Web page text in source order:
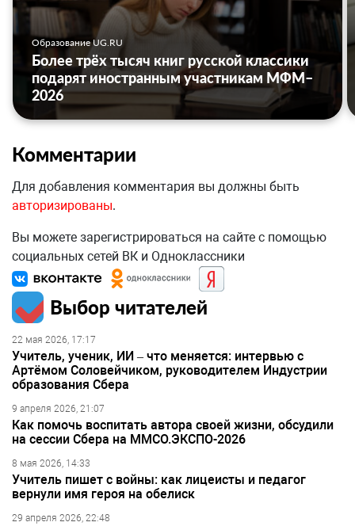
Образование UG.RU
Более трёх тысяч книг русской классики
подарят иностранным участникам МФМ–
2026
Комментарии
Для добавления комментария вы должны быть
авторизированы.
Вы можете зарегистрироваться на сайте с помощью
социальных сетей ВК и Одноклассники
Выбор читателей
22 мая 2026, 17:17
Учитель, ученик, ИИ – что меняется: интервью с
Артёмом Соловейчиком, руководителем Индустрии
образования Сбера
9 апреля 2026, 21:07
Как помочь воспитать автора своей жизни, обсудили
на сессии Сбера на ММСО.ЭКСПО-2026
8 мая 2026, 14:33
Учитель пишет с войны: как лицеисты и педагог
вернули имя героя на обелиск
29 апреля 2026, 22:48